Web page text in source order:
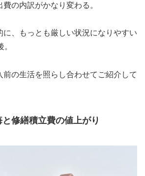
の内訳がかなり変わる。
に、もっとも厳しい状況になりやすい
前の生活を照らし合わせてご紹介して
修繕積立費の値上がり